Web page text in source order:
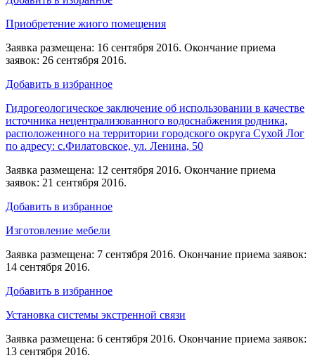
Приобретение жиого помещения
Заявка размещена: 16 сентября 2016. Окончание приема
заявок: 26 сентября 2016.
Добавить в избранное
Гидрогеологическое заключение об использовании в качестве
источника нецентрализованного водоснабжения родника,
расположенного на территории городского округа Сухой Лог
по адресу: с.Филатовское, ул. Ленина, 50
Заявка размещена: 12 сентября 2016. Окончание приема
заявок: 21 сентября 2016.
Добавить в избранное
Изготовление мебели
Заявка размещена: 7 сентября 2016. Окончание приема заявок:
14 сентября 2016.
Добавить в избранное
Установка системы экстренной связи
Заявка размещена: 6 сентября 2016. Окончание приема заявок:
13 сентября 2016.